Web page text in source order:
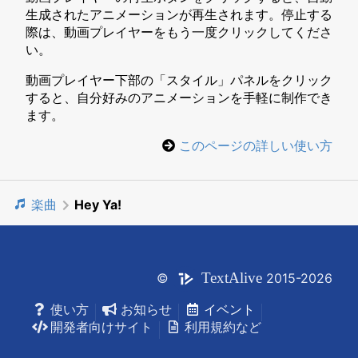
生成されたアニメーションが再生されます。停止する
際は、動画プレイヤーをもう一度クリックしてくださ
い。
動画プレイヤー下部の「スタイル」パネルをクリック
すると、自分好みのアニメーションを手軽に制作でき
ます。
このページの詳しい使い方
楽曲 Hey Ya!
© TextAlive 2015-2026
使い方
お知らせ
イベント
開発者向けサイト
利用規約など